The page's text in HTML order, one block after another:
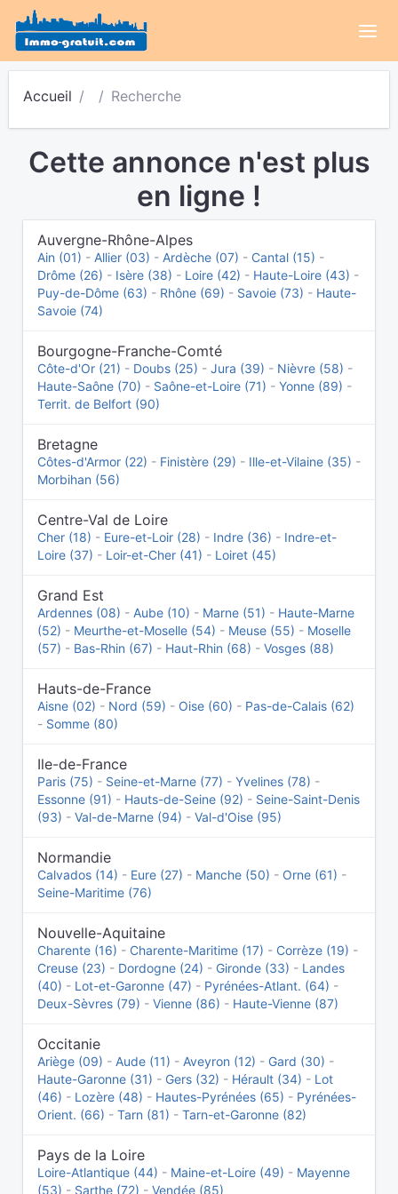
Accueil Recherche
Cette annonce n'est plus
en ligne !
Auvergne-Rhône-Alpes
Ain (01) - Allier (03) - Ardèche (07) - Cantal (15) -
Drôme (26) - Isère (38) - Loire (42) - Haute-Loire (43) -
Puy-de-Dôme (63) - Rhône (69) - Savoie (73) - Haute-
Savoie (74)
Bourgogne-Franche-Comté
Côte-d'Or (21) - Doubs (25) - Jura (39) - Nièvre (58) -
Haute-Saône (70) - Saône-et-Loire (71) - Yonne (89) -
Territ. de Belfort (90)
Bretagne
Côtes-d'Armor (22) - Finistère (29) - Ille-et-Vilaine (35) -
Morbihan (56)
Centre-Val de Loire
Cher (18) - Eure-et-Loir (28) - Indre (36) - Indre-et-
Loire (37) - Loir-et-Cher (41) - Loiret (45)
Grand Est
Ardennes (08) - Aube (10) - Marne (51) - Haute-Marne
(52) - Meurthe-et-Moselle (54) - Meuse (55) - Moselle
(57) - Bas-Rhin (67) - Haut-Rhin (68) - Vosges (88)
Hauts-de-France
Aisne (02) - Nord (59) - Oise (60) - Pas-de-Calais (62)
- Somme (80)
Ile-de-France
Paris (75) - Seine-et-Marne (77) - Yvelines (78) -
Essonne (91) - Hauts-de-Seine (92) - Seine-Saint-Denis
(93) - Val-de-Marne (94) - Val-d'Oise (95)
Normandie
Calvados (14) - Eure (27) - Manche (50) - Orne (61) -
Seine-Maritime (76)
Nouvelle-Aquitaine
Charente (16) - Charente-Maritime (17) - Corrèze (19) -
Creuse (23) - Dordogne (24) - Gironde (33) - Landes
(40) - Lot-et-Garonne (47) - Pyrénées-Atlant. (64) -
Deux-Sèvres (79) - Vienne (86) - Haute-Vienne (87)
Occitanie
Ariège (09) - Aude (11) - Aveyron (12) - Gard (30) -
Haute-Garonne (31) - Gers (32) - Hérault (34) - Lot
(46) - Lozère (48) - Hautes-Pyrénées (65) - Pyrénées-
Orient. (66) - Tarn (81) - Tarn-et-Garonne (82)
Pays de la Loire
Loire-Atlantique (44) - Maine-et-Loire (49) - Mayenne
(53) - Sarthe (72) - Vendée (85)